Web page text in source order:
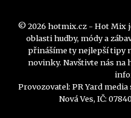
© 2026 hotmix.cz - Hot Mix
oblasti hudby, módy a
přinášíme ty nejlepší tipy
novinky. Navštivte nás na
Provozovatel: PR Yard media
Nová Ves, IČ: